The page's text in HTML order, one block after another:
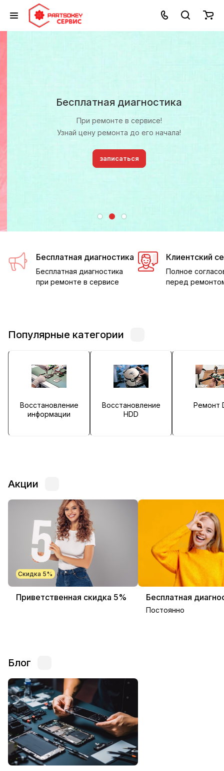
Бесплатная диагностика
При ремонте в сервисе!
Узнай цену ремонта до его начала!
записаться
Бесплатная диагностика
Бесплатная диагностика
при ремонте в сервисе
Клиентский
Полное
перед
Популярные категории
Восстановление
информации
Восстановление
HDD
Ремонт
Акции
Скидка 5%
Приветственная скидка 5% Бесплатная
Постоянно
Блог